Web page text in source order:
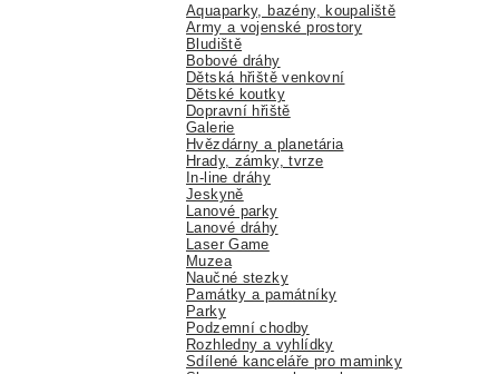
Aquaparky, bazény, koupaliště
Army a vojenské prostory
Bludiště
Bobové dráhy
Dětská hřiště venkovní
Dětské koutky
Dopravní hřiště
Galerie
Hvězdárny a planetária
Hrady, zámky, tvrze
In-line dráhy
Jeskyně
Lanové parky
Lanové dráhy
Laser Game
Muzea
Naučné stezky
Památky a památníky
Parky
Podzemní chodby
Rozhledny a vyhlídky
Sdílené kanceláře pro maminky